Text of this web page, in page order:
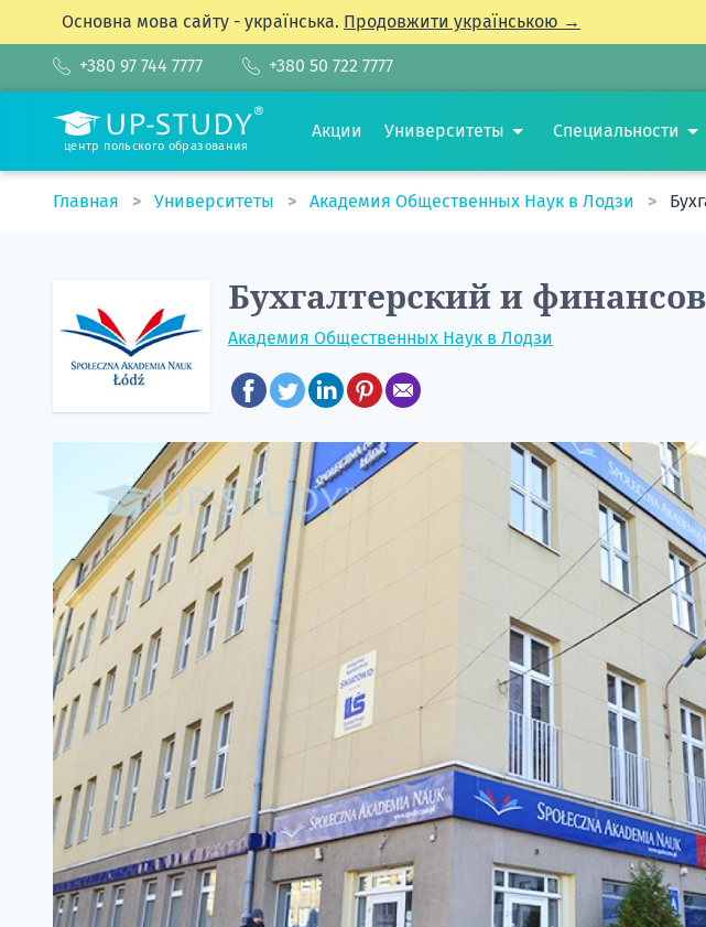
Основна мова сайту - українська. Продовжити українською →
+380 97 744 7777 +380 50 722 7777
центр польского образования
Акции Университеты Специальности
Главная Университеты Академия Общественных Наук в Лодзи
Бухгалтерский и
Академия Общественных Наук в Лодзи